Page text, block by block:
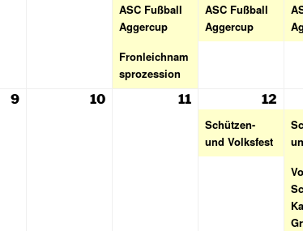
ASC Fußball
Aggercup
Fronleichnam
sprozession
ASC Fußball
Aggercup
9 10 11
12
Schützen-
und Volksfest